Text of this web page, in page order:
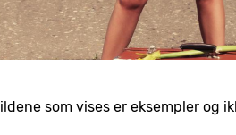
som vises er eksempler og